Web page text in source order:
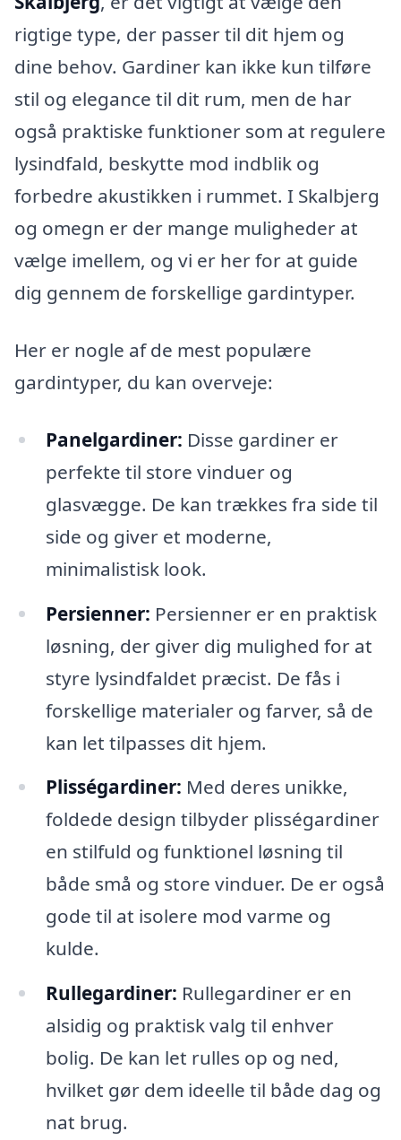
rigtige type, der passer til dit hjem og
dine behov. Gardiner kan ikke kun tilføre
stil og elegance til dit rum, men de har
også praktiske funktioner som at regulere
lysindfald, beskytte mod indblik og
forbedre akustikken i rummet. I Skalbjerg
og omegn er der mange muligheder at
vælge imellem, og vi er her for at guide
dig gennem de forskellige gardintyper.
Her er nogle af de mest populære
gardintyper, du kan overveje:
Panelgardiner: Disse gardiner er
perfekte til store vinduer og
glasvægge. De kan trækkes fra side til
side og giver et moderne,
minimalistisk look.
Persienner: Persienner er en praktisk
løsning, der giver dig mulighed for at
styre lysindfaldet præcist. De fås i
forskellige materialer og farver, så de
kan let tilpasses dit hjem.
Plisségardiner: Med deres unikke,
foldede design tilbyder plisségardiner
en stilfuld og funktionel løsning til
både små og store vinduer. De er også
gode til at isolere mod varme og
kulde.
Rullegardiner: Rullegardiner er en
alsidig og praktisk valg til enhver
bolig. De kan let rulles op og ned,
hvilket gør dem ideelle til både dag og
nat brug.